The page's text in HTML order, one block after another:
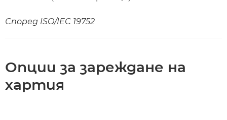
Според ISO/IEC 19752
Опции за зареждане на
хартия